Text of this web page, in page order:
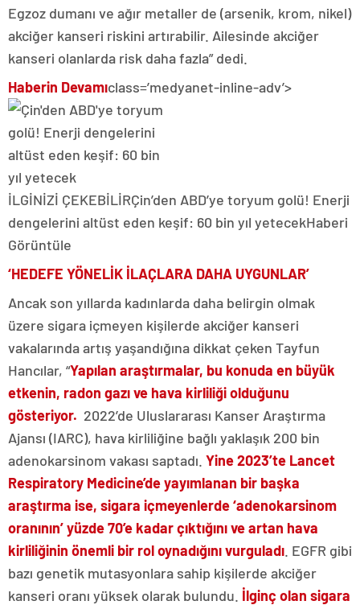
Egzoz dumanı ve ağır metaller de (arsenik, krom, nikel)
akciğer kanseri riskini artırabilir. Ailesinde akciğer
kanseri olanlarda risk daha fazla” dedi.
Haberin Devamıclass=’medyanet-inline-adv’>
İLGİNİZİ ÇEKEBİLİRÇin’den ABD’ye toryum golü! Enerji
dengelerini altüst eden keşif: 60 bin yıl yetecekHaberi
Görüntüle
‘HEDEFE YÖNELİK İLAÇLARA DAHA UYGUNLAR’
Ancak son yıllarda kadınlarda daha belirgin olmak
üzere sigara içmeyen kişilerde akciğer kanseri
vakalarında artış yaşandığına dikkat çeken Tayfun
Hancılar, “Yapılan araştırmalar, bu konuda en büyük
etkenin, radon gazı ve hava kirliliği olduğunu
gösteriyor. 2022’de Uluslararası Kanser Araştırma
Ajansı (IARC), hava kirliliğine bağlı yaklaşık 200 bin
adenokarsinom vakası saptadı. Yine 2023’te Lancet
Respiratory Medicine’de yayımlanan bir başka
araştırma ise, sigara içmeyenlerde ‘adenokarsinom
oranının’ yüzde 70’e kadar çıktığını ve artan hava
kirliliğinin önemli bir rol oynadığını vurguladı . EGFR gibi
bazı genetik mutasyonlara sahip kişilerde akciğer
kanseri oranı yüksek olarak bulundu. İlginç olan sigara